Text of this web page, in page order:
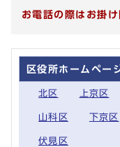
お電話の際はお掛
区役所ホームペー
北区 上京区
山科区 下京区
伏見区